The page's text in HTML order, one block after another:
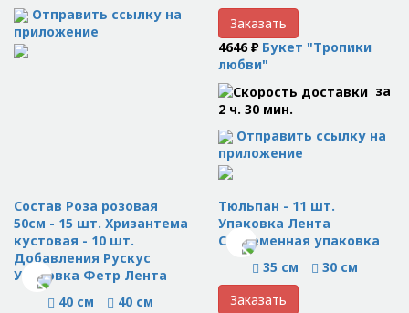
Отправить ссылку на
приложение
Заказать
4646 ₽ Букет "Тропики
любви"
за
2 ч. 30 мин.
Отправить ссылку на
приложение
Состав Роза розовая
50см - 15 шт. Хризантема
кустовая - 10 шт.
Добавления Рускус
Упаковка Фетр Лента
40 см
40 см
Тюльпан - 11 шт.
Упаковка Лента
Современная упаковка
35 см
30 см
Заказать